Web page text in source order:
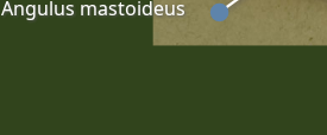
Angulus mastoideus